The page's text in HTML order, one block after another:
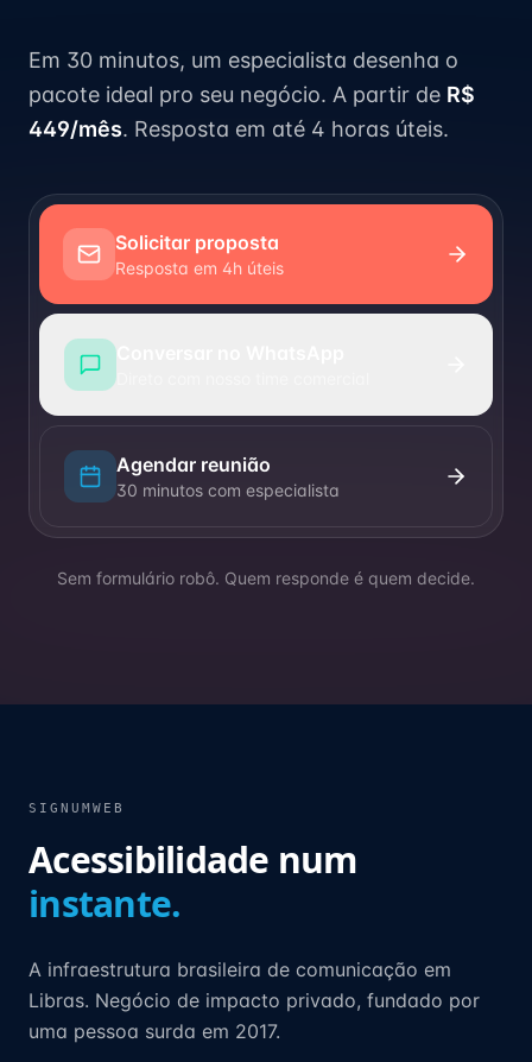
Em 30 minutos, um especialista desenha o
pacote ideal pro seu negócio. A partir de R$
449/mês. Resposta em até 4 horas úteis.
Solicitar proposta
Resposta em 4h úteis
Agendar reunião
30 minutos com especialista
Sem formulário robô. Quem responde é quem decide.
SIGNUMWEB
Acessibilidade num
instante.
A infraestrutura brasileira de comunicação em
Libras. Negócio de impacto privado, fundado por
uma pessoa surda em 2017.